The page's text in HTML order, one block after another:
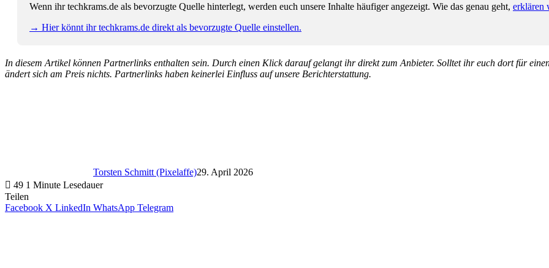
Wenn ihr techkrams.de als bevorzugte Quelle hinterlegt, werden euch unsere Inhalte häufiger angezeigt. Wie das genau geht, erklären
→ Hier könnt ihr techkrams.de direkt als bevorzugte Quelle einstellen.
In diesem Artikel können Partnerlinks enthalten sein. Durch einen Klick darauf gelangt ihr direkt zum Anbieter. Solltet ihr euch dort für
ändert sich am Preis nichts. Partnerlinks haben keinerlei Einfluss auf unsere Berichterstattung.
Torsten Schmitt (Pixelaffe)29. April 2026
49 1 Minute Lesedauer
Teilen
Facebook X LinkedIn WhatsApp Telegram